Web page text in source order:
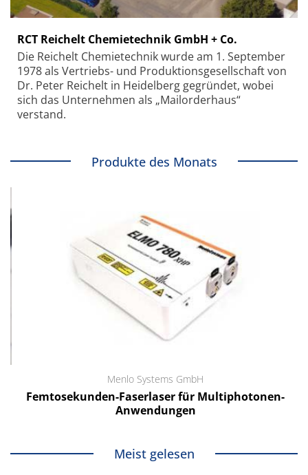
RCT Reichelt Chemietechnik GmbH + Co.
Die Reichelt Chemietechnik wurde am 1. September
1978 als Vertriebs- und Produktionsgesellschaft von
Dr. Peter Reichelt in Heidelberg gegründet, wobei
sich das Unternehmen als „Mailorderhaus“
verstand.
Produkte des Monats
Menlo Systems GmbH
Femtosekunden-Faserlaser für Multiphotonen-
Anwendungen
Meist gelesen